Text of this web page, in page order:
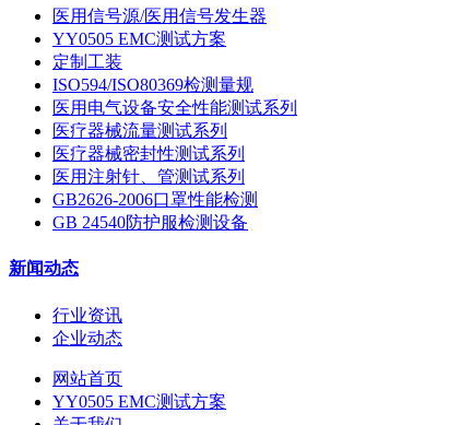
医用信号源/医用信号发生器
YY0505 EMC测试方案
定制工装
ISO594/ISO80369检测量规
医用电气设备安全性能测试系列
医疗器械流量测试系列
医疗器械密封性测试系列
医用注射针、管测试系列
GB2626-2006口罩性能检测
GB 24540防护服检测设备
新闻动态
行业资讯
企业动态
网站首页
YY0505 EMC测试方案